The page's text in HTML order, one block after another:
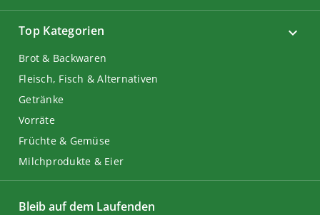
Top Kategorien
Brot & Backwaren
Fleisch, Fisch & Alternativen
Getränke
Vorräte
Früchte & Gemüse
Milchprodukte & Eier
Bleib auf dem Laufenden